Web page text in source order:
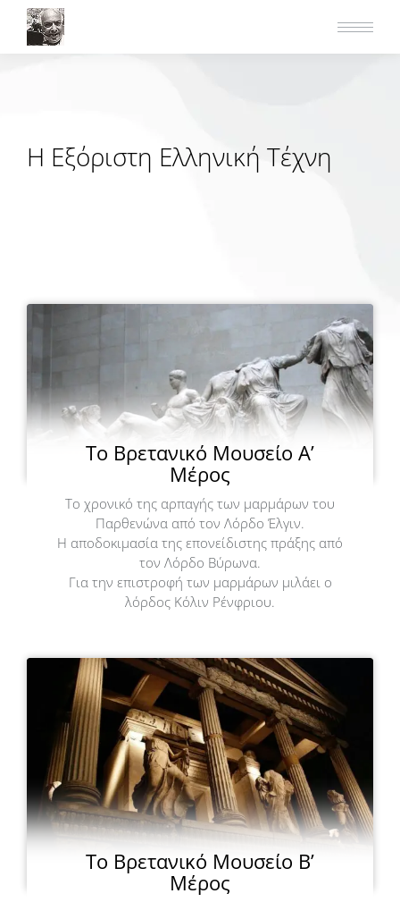
Η Εξόριστη Ελληνική Τέχνη
Το Βρετανικό Μουσείο Α’
Μέρος
Το χρονικό της αρπαγής των μαρμάρων του
Παρθενώνα από τον Λόρδο Έλγιν.
Η αποδοκιμασία της επονείδιστης πράξης από
τον Λόρδο Βύρωνα.
Για την επιστροφή των μαρμάρων μιλάει ο
λόρδος Κόλιν Ρένφριου.
Το Βρετανικό Μουσείο Β’
Μέρος